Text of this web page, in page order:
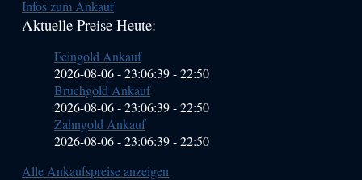
Sidebar
Infos zum Ankauf
Aktuelle Preise Heute:
Feingold Ankauf
2026-08-06 - 23:06:39-22:50
Bruchgold Ankauf
2026-08-06 - 23:06:39-22:50
Zahngold Ankauf
2026-08-06 - 23:06:39-22:50
Alle Ankaufspreise anzeigen